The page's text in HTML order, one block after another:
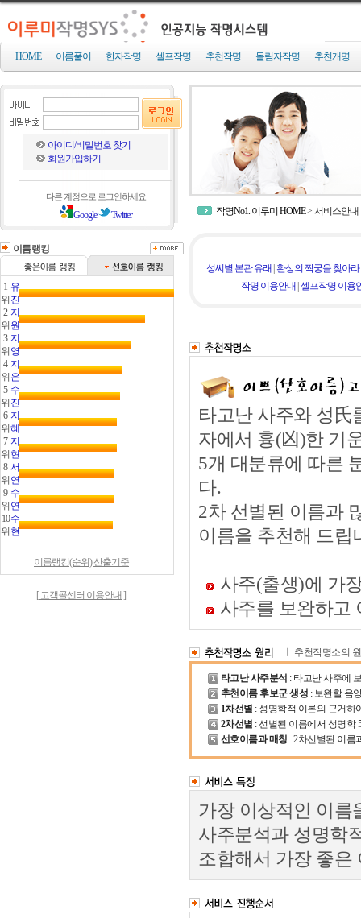
HOME 이름풀이 한자작명 셀프작명 추천작명 돌림자작명 추천개명
아이디/비밀번호 찾기
회원가입하기
다른 계정으로 로그인하세요
Google Twitter
이름랭킹
1
위
유
진
2
위
지
원
3
위
지
영
4
위
지
은
5
위
수
진
6
위
지
혜
7
위
지
현
8
위
서
연
9
위
수
연
10
위
수
현
이름랭킹(순위) 산출기준
[ 고객콜센터 이용안내 ]
작명No1. 이루미 HOME> 서비스안내
성씨별 본관 유래 환상의 짝궁을 찾아라
작명 이용안내 |셀프작명 이용
타고난 사주와 성氏
자에서 흉(凶)한 기
5개 대분류에 따른
다.
2차 선별된 이름과
이름을 추천해 드립
사주(출생)에 가
사주를 보완하고
ㅣ 추천작명소의
타고난 사주분석 : 타고난 사주에
추천이름 후보군 생성 : 보완할 음
1차선별 : 성명학적 이론의 근거하
2차선별 : 선별된 이름에서 성명학
선호이름과 매칭 : 2차선별된 이름
가장 이상적인 이름
사주분석과 성명학
조합해서 가장 좋은